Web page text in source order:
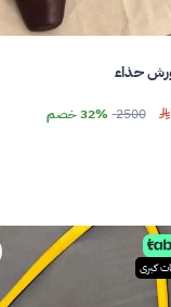
حذاء
2500 32% خصم
كبرى